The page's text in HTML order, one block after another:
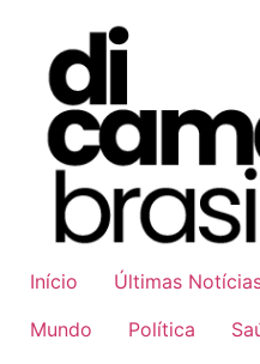
conteúdo
Início Últimas
Mundo
Política